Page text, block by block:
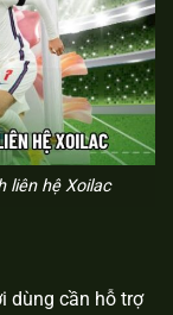
liên hệ Xoilac
dùng cần hỗ trợ